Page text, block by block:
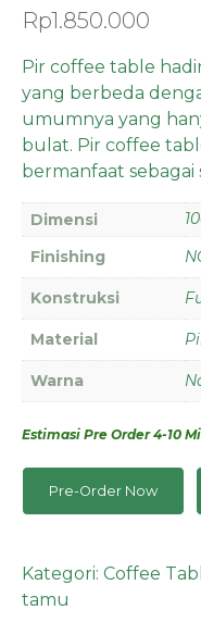
Rp1.850.000
Pir coffee table
yang berbeda
umumnya yang
bulat. Pir coffee
bermanfaat
Dimensi
Finishing
Konstruksi
Material
Warna
Estimasi Pre Order 4-10
Pre-Order Now
Kategori: Coffee
tamu